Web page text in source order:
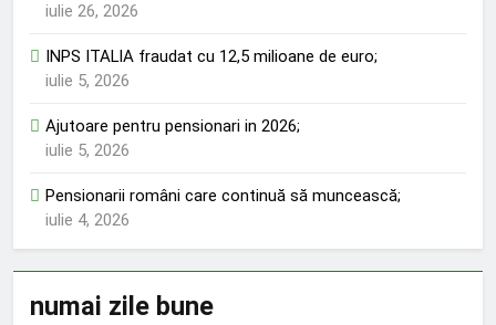
iulie 26, 2026
INPS ITALIA fraudat cu 12,5 milioane de euro;
iulie 5, 2026
Ajutoare pentru pensionari in 2026;
iulie 5, 2026
Pensionarii români care continuă să muncească;
iulie 4, 2026
numai zile bune